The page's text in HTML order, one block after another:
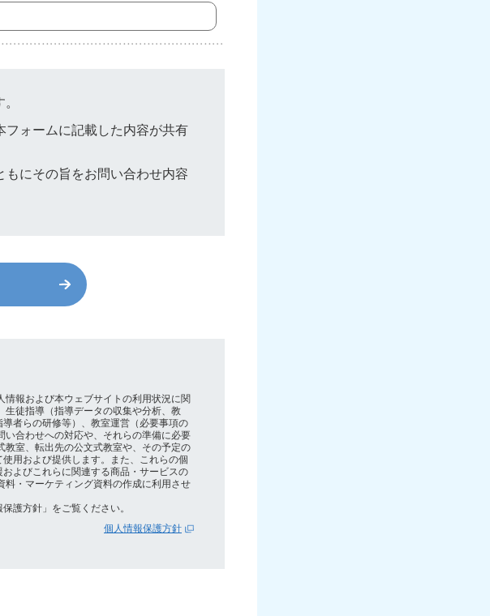
フォームに記載した内容が共有
にその旨をお問い合わせ内容
報および本ウェブサイトの利用状況に関
徒指導（指導データの収集や分析、教
者らの研修等）、教室運営（必要事項の
合わせへの対応や、それらの準備に必要
室、転出先の公文式教室や、その予定の
用および提供します。また、これらの個
よびこれらに関連する商品・サービスの
・マーケティング資料の作成に利用させ
護方針」をご覧ください。
個人情報保護方針